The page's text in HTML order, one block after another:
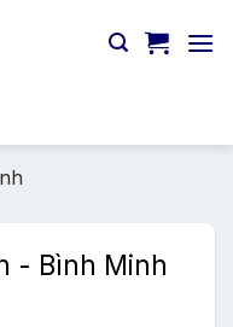
- Bình Minh